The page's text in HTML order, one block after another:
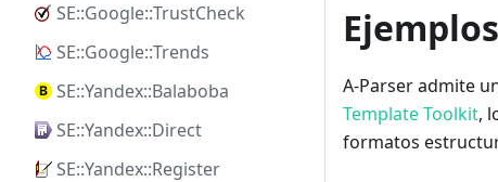
SE::Google::TrustCheck
SE::Google::Trends
SE::Yandex::Balaboba
SE::Yandex::Direct
SE::Yandex::Register
A-Parser admite
Template Toolkit,
formatos